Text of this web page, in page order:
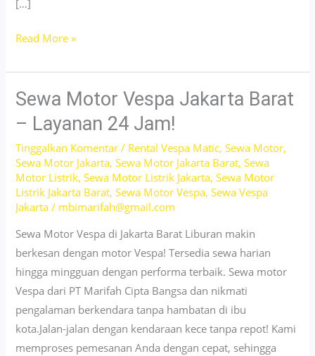
[…]
Sewa
Jakarta
Barat
Dekat
Bandara
–
24H
Service!
Read More »
Sewa Motor Vespa Jakarta Barat
– Layanan 24 Jam!
Tinggalkan Komentar / Rental Vespa Matic,Sewa Motor,
Sewa Motor Jakarta,Sewa Motor Jakarta Barat,Sewa
Motor Listrik,Sewa Motor Listrik Jakarta,Sewa Motor
Listrik Jakarta Barat,Sewa Motor Vespa,Sewa Vespa
Jakarta / mbimarifah@gmail.com
Sewa Motor Vespa di Jakarta Barat Liburan makin
berkesan dengan motor Vespa! Tersedia sewa harian
hingga mingguan dengan performa terbaik. Sewa motor
Vespa dari PT Marifah Cipta Bangsa dan nikmati
pengalaman berkendara tanpa hambatan di ibu
kota.Jalan-jalan dengan kendaraan kece tanpa repot! Kami
memproses pemesanan Anda dengan cepat, sehingga